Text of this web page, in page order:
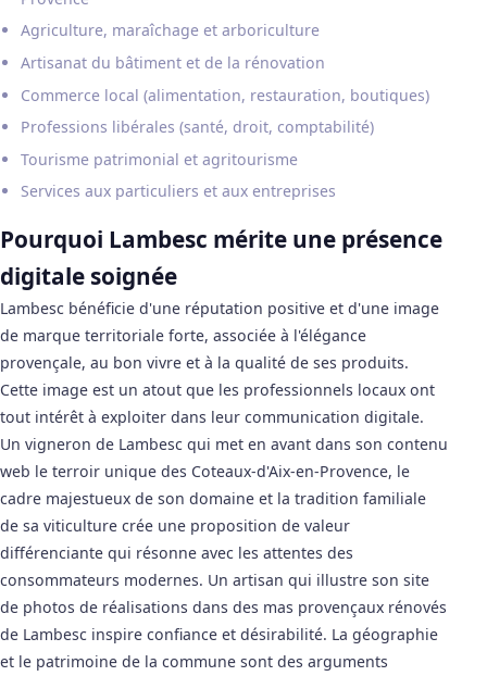
Agriculture, maraîchage et arboriculture
Artisanat du bâtiment et de la rénovation
Commerce local (alimentation, restauration, boutiques)
Professions libérales (santé, droit, comptabilité)
Tourisme patrimonial et agritourisme
Services aux particuliers et aux entreprises
Pourquoi Lambesc mérite une présence
digitale soignée
Lambesc bénéficie d'une réputation positive et d'une image
de marque territoriale forte, associée à l'élégance
provençale, au bon vivre et à la qualité de ses produits.
Cette image est un atout que les professionnels locaux ont
tout intérêt à exploiter dans leur communication digitale.
Un vigneron de Lambesc qui met en avant dans son contenu
web le terroir unique des Coteaux-d'Aix-en-Provence, le
cadre majestueux de son domaine et la tradition familiale
de sa viticulture crée une proposition de valeur
différenciante qui résonne avec les attentes des
consommateurs modernes. Un artisan qui illustre son site
de photos de réalisations dans des mas provençaux rénovés
de Lambesc inspire confiance et désirabilité. La géographie
et le patrimoine de la commune sont des arguments